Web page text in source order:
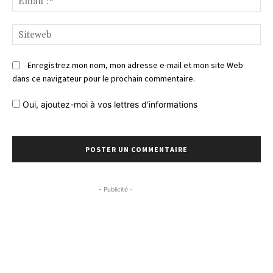
:*
Enregistrez mon nom, mon adresse e-mail et mon site Web
dans ce navigateur pour le prochain commentaire.
Oui, ajoutez-moi à vos lettres d'informations
- Publicité -